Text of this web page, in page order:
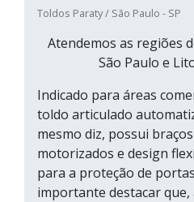
Toldos Paraty / São Paulo - SP
Atendemos as regiões
São Paulo e
Indicado para áreas
toldo articulado
mesmo diz, possui
motorizados e design
para a proteção de
importante destacar que,